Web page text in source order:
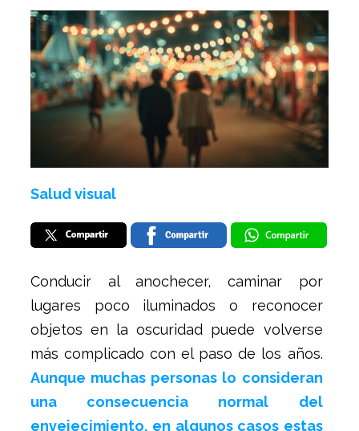
Salud visual
Conducir al anochecer, caminar por
lugares poco iluminados o reconocer
objetos en la oscuridad puede volverse
más complicado con el paso de los años.
Aunque muchas personas lo consideran
una consecuencia normal del
envejecimiento, en algunos casos estas